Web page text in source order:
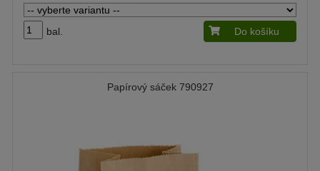
bal. Do košíku
Papírový sáček 790927